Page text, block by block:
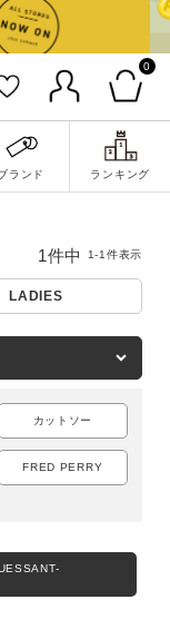
0
ランド ランキング
KIDS
LADIES
カットソー
FRED PERRY
1件中 1-1件表示